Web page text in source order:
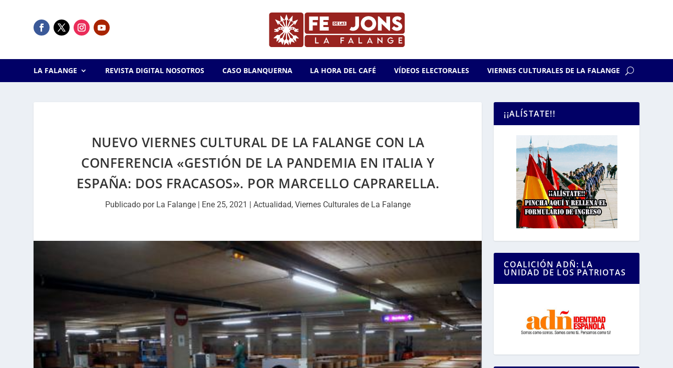
LA FALANGE REVISTA DIGITAL NOSOTROS CASO BLANQUERNA LA HORA DEL CAFÉ VÍDEOS ELECTORALES VIERNES CULTURALES DE LA FALANGE
NUEVO VIERNES CULTURAL DE LA FALANGE CON LA
CONFERENCIA «GESTIÓN DE LA PANDEMIA EN ITALIA Y
ESPAÑA: DOS FRACASOS». POR MARCELLO CAPRARELLA.
Publicado por La Falange| Ene 25, 2021 | Actualidad, Viernes Culturales de La Falange
¡¡ALÍSTATE!!
COALICIÓN ADÑ: LA
UNIDAD DE LOS PATRIOTAS